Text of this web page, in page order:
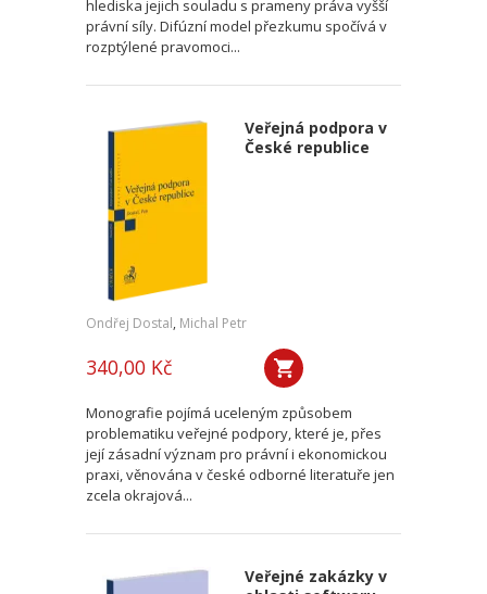
hlediska jejich souladu s prameny práva vyšší
právní síly. Difúzní model přezkumu spočívá v
rozptýlené pravomoci...
Veřejná podpora v
České republice
Ondřej Dostal, Michal Petr
340,00 Kč
Monografie pojímá uceleným způsobem
problematiku veřejné podpory, které je, přes
její zásadní význam pro právní i ekonomickou
praxi, věnována v české odborné literatuře jen
zcela okrajová...
Veřejné zakázky v